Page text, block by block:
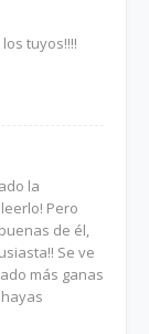
tuyos!!!!
la
Pero
de él,
Se ve
más ganas